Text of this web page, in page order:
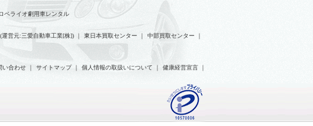
ペライオ劇用車レンタル
運営元:三愛自動車工業[株]) ｜ 東日本買取センター ｜ 中部買取センター ｜
い合わせ ｜ サイトマップ｜ 個人情報の取扱いについて ｜ 健康経営宣言 ｜